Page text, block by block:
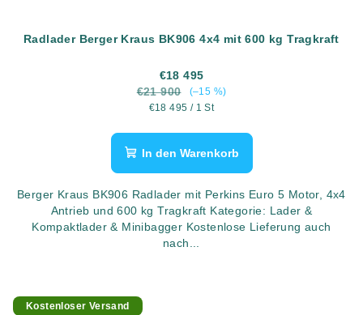
Radlader Berger Kraus BK906 4x4 mit 600 kg Tragkraft
€18 495
€21 900
(–15 %)
Verkaufspreis:
€18 495 / 1 St
In den Warenkorb
Berger Kraus BK906 Radlader mit Perkins Euro 5 Motor, 4x4
Antrieb und 600 kg Tragkraft Kategorie: Lader &
Kompaktlader & Minibagger Kostenlose Lieferung auch
nach...
Kostenloser Versand